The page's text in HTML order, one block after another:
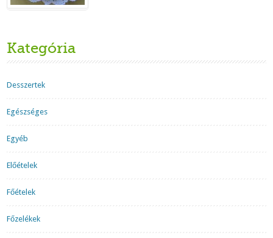
Kategória
Desszertek
Egészséges
Egyéb
Előételek
Főételek
Főzelékek